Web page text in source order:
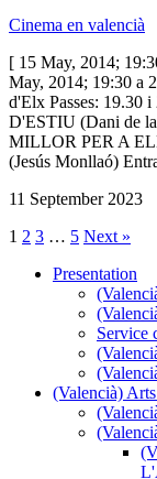
Cinema en valencià
[ 15 May, 2014;
May, 2014; 19:30 a
d'Elx Passes:
D'ESTIU (Dani de
MILLOR PER A
(Jesús Monllaó)
11 September 2023
1 2 3 … 5 Next »
Presentation
Presentation
Service
(Valencià)
(Valencià)
Arts